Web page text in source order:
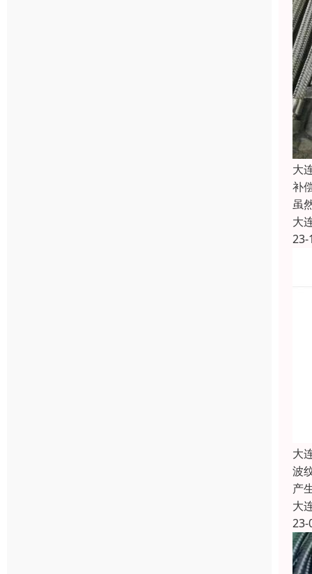
大
补
虽
大
23-
大
波
产
大
23-